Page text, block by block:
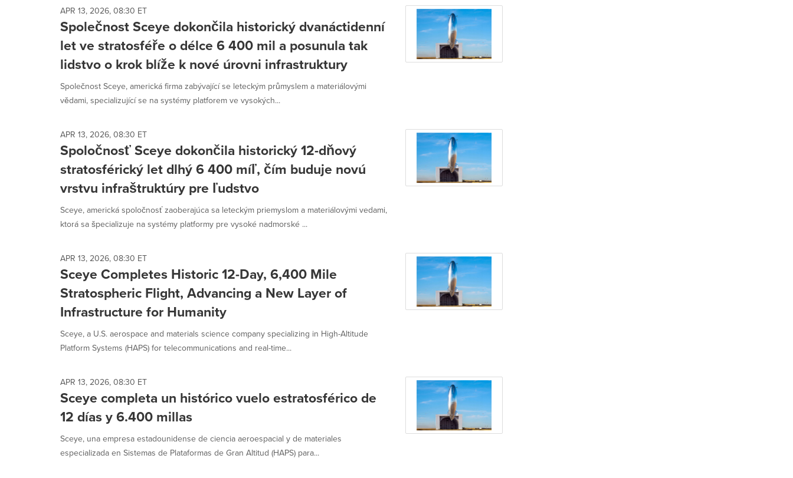
APR 13, 2026, 08:30 ET
Společnost Sceye dokončila historický dvanáctidenní
let ve stratosféře o délce 6 400 mil a posunula tak
lidstvo o krok blíže k nové úrovni infrastruktury
Společnost Sceye, americká firma zabývající se leteckým průmyslem a materiálovými
vědami, specializující se na systémy platforem ve vysokých...
APR 13, 2026, 08:30 ET
Spoločnosť Sceye dokončila historický 12-dňový
stratosférický let dlhý 6 400 míľ, čím buduje novú
vrstvu infraštruktúry pre ľudstvo
Sceye, americká spoločnosť zaoberajúca sa leteckým priemyslom a materiálovými vedami,
ktorá sa špecializuje na systémy platformy pre vysoké nadmorské ...
APR 13, 2026, 08:30 ET
Sceye Completes Historic 12-Day, 6,400 Mile
Stratospheric Flight, Advancing a New Layer of
Infrastructure for Humanity
Sceye, a U.S. aerospace and materials science company specializing in High-Altitude
Platform Systems (HAPS) for telecommunications and real-time...
APR 13, 2026, 08:30 ET
Sceye completa un histórico vuelo estratosférico de
12 días y 6.400 millas
Sceye, una empresa estadounidense de ciencia aeroespacial y de materiales
especializada en Sistemas de Plataformas de Gran Altitud (HAPS) para...